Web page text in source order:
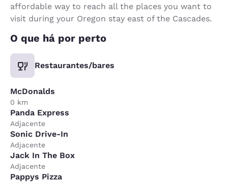
affordable way to reach all the places you want to
visit during your Oregon stay east of the Cascades.
O que há por perto
Restaurantes/bares
McDonalds
0 km
Panda Express
Adjacente
Sonic Drive-In
Adjacente
Jack In The Box
Adjacente
Pappys Pizza